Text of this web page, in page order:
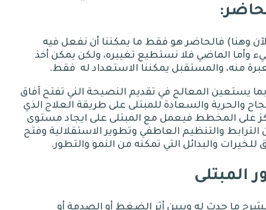
وهنا) فالحاضر هو فقط ما يمكننا أن نفعل فيه
وأما الماضي فلا نستطيع تغييره، ولكن يمكن أخذ
منه، والمستقبل يمكننا الاستعداد له فقط.
يستعين المعالج في تقديم النصيحة الني تفتح آفاق
والحرية والسعادة للمبتلى على طريقة العلاج الذي
على المخطط فيعمل مع المبتلى على ايجاد مستوى
الترابط والتنظيم العاطفي وتطوير الاستقلالية وفتح
للخيرات والبدائل التي تمكنه من النمو والتطور.
المبتلى
يشرح ما حدث له ويبين أثر الضغط أو الصدمة أو